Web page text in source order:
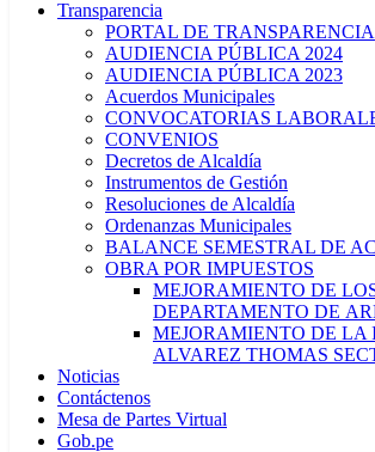
Transparencia
PORTAL DE TRANSPARENCIA
AUDIENCIA PÚBLICA 2024
AUDIENCIA PÚBLICA 2023
Acuerdos Municipales
CONVOCATORIAS
CONVENIOS
Decretos de Alcaldía
Instrumentos de Gestión
Resoluciones de Alcaldía
Ordenanzas Municipales
BALANCE SEMESTRAL DE
OBRA POR IMPUESTOS
MEJORAMIENTO DE
DEPARTAMENTO DE
MEJORAMIENTO DE
ALVAREZ THOMAS
Noticias
Contáctenos
Mesa de Partes Virtual
Gob.pe